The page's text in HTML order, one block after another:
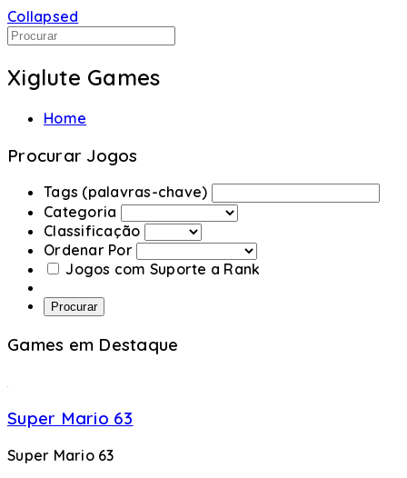
Collapsed
Xiglute Games
Home
Procurar Jogos
Tags (palavras-chave)
Categoria
Classificação
Ordenar Por
Jogos com Suporte a Rank
Procurar
Games em Destaque
Super Mario 63
Super Mario 63